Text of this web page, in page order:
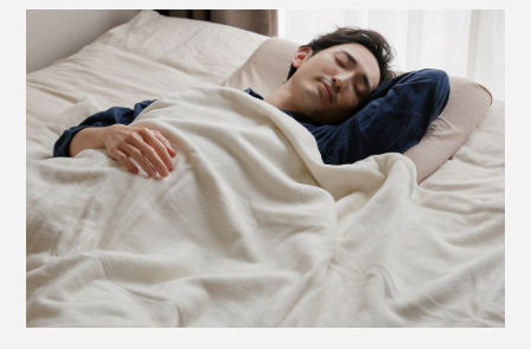
生地断面の比較
その日本屈指の技術力の高さは、ファッション界でも知
られ、欧米や国内の有名ファッションブランドから、コ
ート素材などの起毛の依頼が舞い込むほどだそうです。
シルクの繊維はそもそも空気を多く含むことのできる構
台の機械で1日当たり、たった8m（約3枚分）。